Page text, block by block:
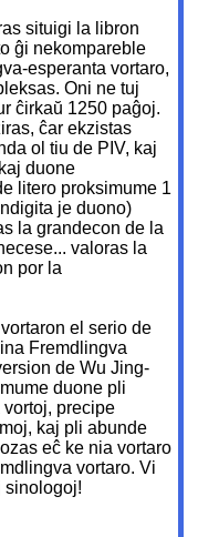
situigi la libron
ĝi nekompareble
esperanta vortaro,
Oni ne tuj
ĉirkaŭ 1250 paĝoj.
ĉar ekzistas
ol tiu de PIV, kaj
duone
litero proksimume 1
je duono)
la grandecon de la
valoras la
por la
el serio de
Fremdlingva
de Wu Jing-
duone pli
precipe
kaj pli abunde
eĉ ke nia vortaro
vortaro. Vi
sinologoj!